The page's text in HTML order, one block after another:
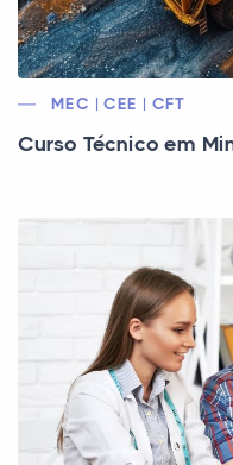
MEC | CEE | CFT
Curso Técnico em